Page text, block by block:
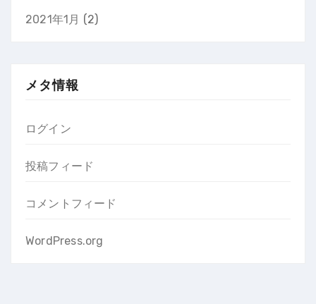
2021年1月 (2)
メタ情報
ログイン
投稿フィード
コメントフィード
WordPress.org